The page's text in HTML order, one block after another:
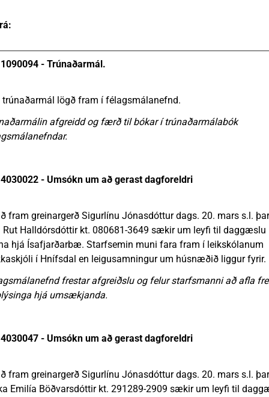
- Trúnaðarmál.
trúnaðarmál lögð fram í félagsmálanefnd.
afgreidd og færð til bókar í trúnaðarmálabók
- Umsókn um að gerast dagforeldri
fram greinargerð Sigurlínu Jónasdóttur dags. 20. mars s.l.
Rut Halldórsdóttir kt. 080681-3649 sækir um leyfi til daggæslu
hjá Ísafjarðarbæ. Starfsemin muni fara fram í leikskólanum
í Hnífsdal en leigusamningur um húsnæðið liggur fyrir.
frestar afgreiðslu og felur starfsmanni að afla
hjá umsækjanda.
- Umsókn um að gerast dagforeldri
fram greinargerð Sigurlínu Jónasdóttur dags. 20. mars s.l.
Emilía Böðvarsdóttir kt. 291289-2909 sækir um leyfi til